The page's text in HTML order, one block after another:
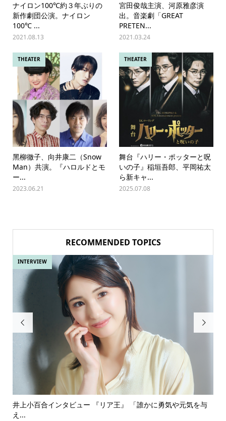
ナイロン100℃約３年ぶりの
新作劇団公演。ナイロン
100℃ ...
2021.08.13
宮田俊哉主演、河原雅彦演
出。音楽劇「GREAT
PRETEN...
2021.03.24
THEATER
⿊柳徹⼦、向井康二（Snow
Man）共演。『ハロルドとモ
ー...
2023.06.21
THEATER
舞台『ハリー・ポッターと呪
いの子』稲垣吾郎、平岡祐太
ら新キャ...
2025.07.08
RECOMMENDED TOPICS

井上小百合インタビュー 『リア王』 「誰かに勇気や元気を与
え...
INTERVIEW
